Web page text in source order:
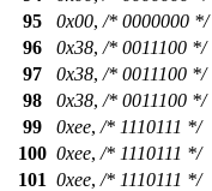
95
0x00, /* 0000000 */
96
0x38, /* 0011100 */
97
0x38, /* 0011100 */
98
0x38, /* 0011100 */
99
0xee, /* 1110111 */
100 0xee, /* 1110111 */
101 0xee, /* 1110111 */